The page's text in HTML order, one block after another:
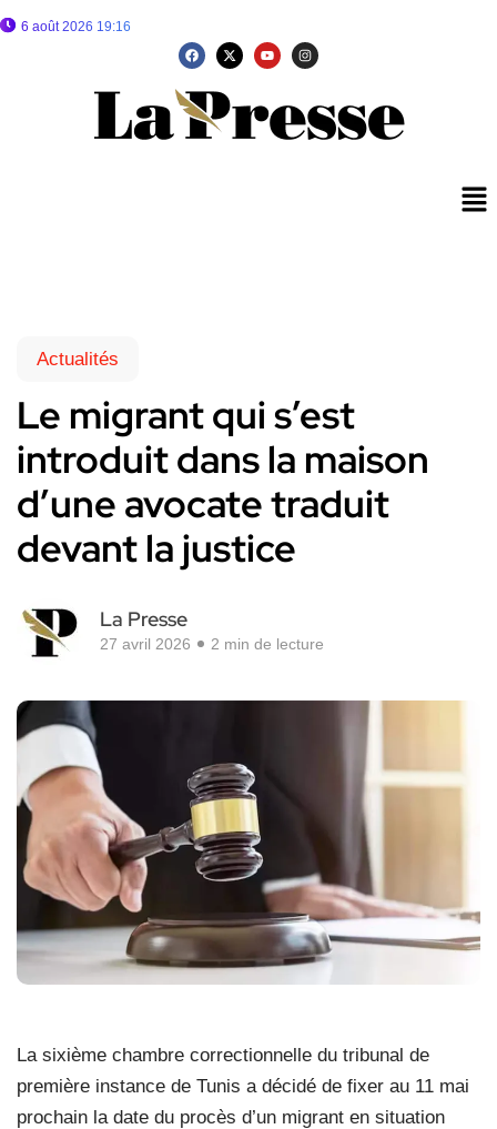
6 août 2026 19:16
Actualités
Le migrant qui s’est
introduit dans la maison
d’une avocate traduit
devant la justice
La Presse
27 avril 2026 2 min de lecture
La sixième chambre correctionnelle du tribunal de
première instance de Tunis a décidé de fixer au 11 mai
prochain la date du procès d’un migrant en situation